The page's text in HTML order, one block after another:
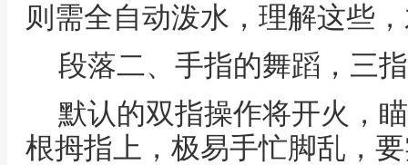
则需全自动泼水，理解这些
段落二、手指的舞蹈，三
默认的双指操作将开火，
根拇指上，极易手忙脚乱，